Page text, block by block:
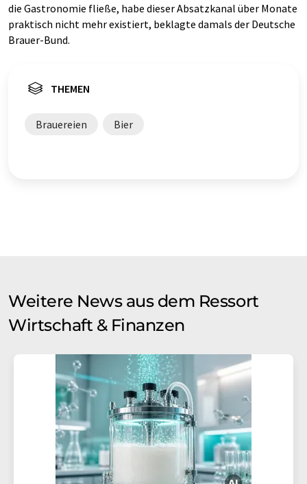
die Gastronomie fließe, habe dieser Absatzkanal über Monate
praktisch nicht mehr existiert, beklagte damals der Deutsche
Brauer-Bund.
THEMEN
Brauereien Bier
Weitere News aus dem Ressort
Wirtschaft & Finanzen